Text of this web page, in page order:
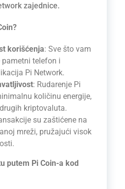
zajednice.
korišćenja: Sve što vam
pametni telefon i
Pi Network.
: Rudarenje Pi
količinu energije,
kriptovaluta.
su zaštićene na
mreži, pružajući visok
putem Pi Coin-a kod